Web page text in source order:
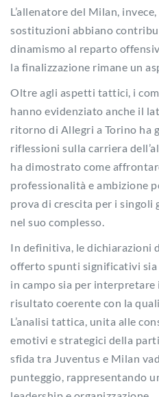
L’allenatore del Milan,
sostituzioni abbiano
dinamismo al reparto
la finalizzazione rimane un
Oltre agli aspetti tattici, i
hanno evidenziato anche il
ritorno di Allegri a Torino ha
riflessioni sulla carriera
ha dimostrato come
professionalità e ambizione
prova di crescita per i singoli
nel suo complesso.
In definitiva, le dichiarazioni
offerto spunti significativi sia
in campo sia per interpretare
risultato coerente con la
L’analisi tattica, unita alle
emotivi e strategici della
sfida tra Juventus e Milan
punteggio, rappresentando